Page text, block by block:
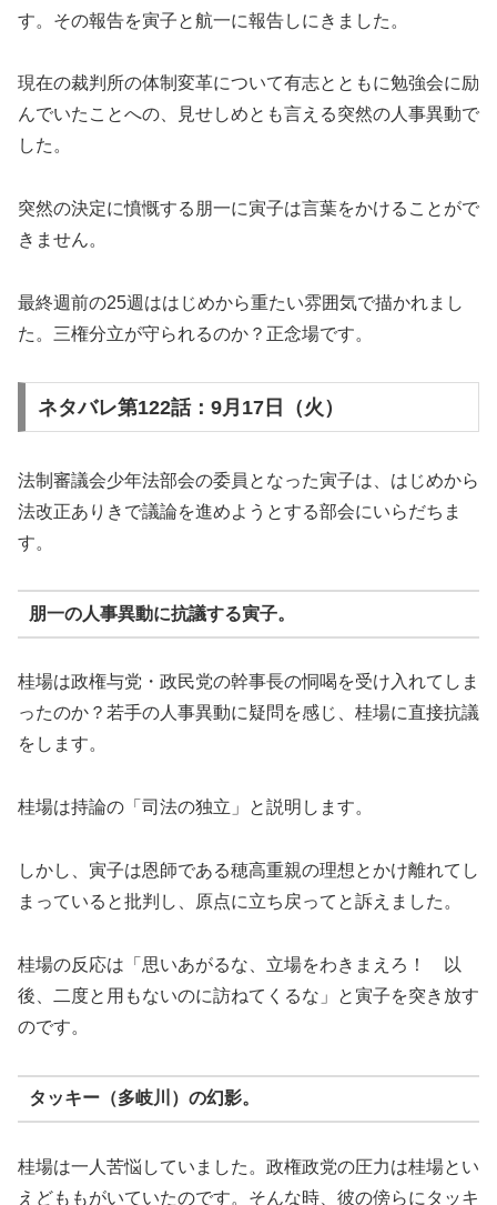
す。その報告を寅子と航一に報告しにきました。
現在の裁判所の体制変革について有志とともに勉強会に励
んでいたことへの、見せしめとも言える突然の人事異動で
した。
突然の決定に憤慨する朋一に寅子は言葉をかけることがで
きません。
最終週前の25週ははじめから重たい雰囲気で描かれまし
た。三権分立が守られるのか？正念場です。
ネタバレ第122話：9月17日（火）
法制審議会少年法部会の委員となった寅子は、はじめから
法改正ありきで議論を進めようとする部会にいらだちま
す。
朋一の人事異動に抗議する寅子。
桂場は政権与党・政民党の幹事長の恫喝を受け入れてしま
ったのか？若手の人事異動に疑問を感じ、桂場に直接抗議
をします。
桂場は持論の「司法の独立」と説明します。
しかし、寅子は恩師である穂高重親の理想とかけ離れてし
まっていると批判し、原点に立ち戻ってと訴えました。
桂場の反応は「思いあがるな、立場をわきまえろ！ 以
後、二度と用もないのに訪ねてくるな」と寅子を突き放す
のです。
タッキー（多岐川）の幻影。
桂場は一人苦悩していました。政権政党の圧力は桂場とい
えどももがいていたのです。そんな時、彼の傍らにタッキ